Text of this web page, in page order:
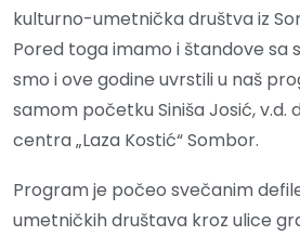
kulturno-umetnička društva iz
Pored toga imamo i štandove sa
smo i ove godine uvrstili u naš
samom početku Siniša Josić, v.d.
centra „Laza Kostić“ Sombor.
Program je počeo svečanim
umetničkih društava kroz ulice